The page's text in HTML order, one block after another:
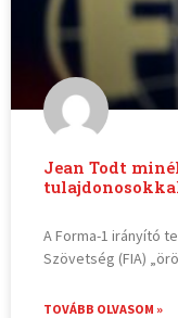
Jean Todt
A Forma-1 irányító
Szövetség (FIA)
TOVÁBB OLVASOM »